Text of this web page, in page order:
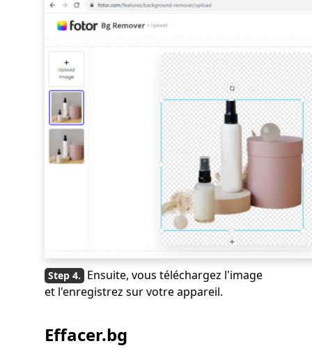
Ensuite, vous téléchargez l'image
et l'enregistrez sur votre appareil.
Effacer.bg